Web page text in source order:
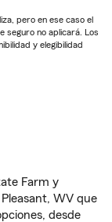
pero en ese caso el
seguro no aplicará. Los
y elegibilidad
Farm y
WV que
desde